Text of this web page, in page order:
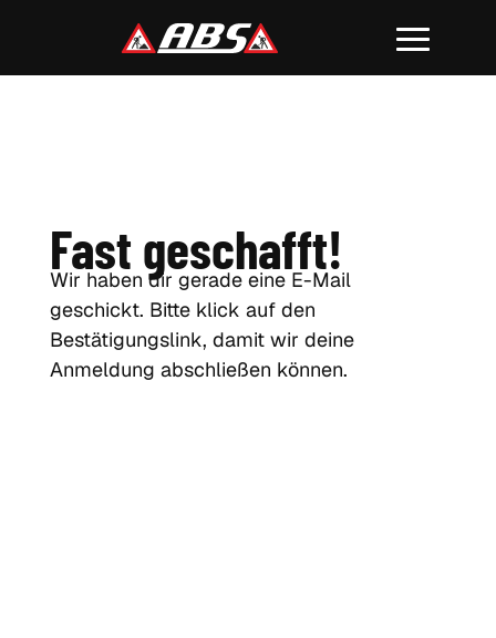
Fast geschafft!
Wir haben dir gerade eine E-Mail
geschickt. Bitte klick auf den
Bestätigungslink, damit wir deine
Anmeldung abschließen können.